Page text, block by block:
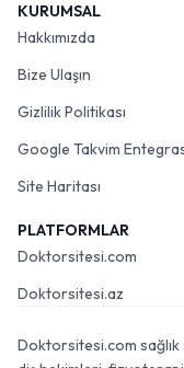
KURUMSAL
Hakkımızda
Bize Ulaşın
Gizlilik Politikası
Google Takvim
Site Haritası
PLATFORMLAR
Doktorsitesi.com
Doktorsitesi.az
Doktorsitesi.com